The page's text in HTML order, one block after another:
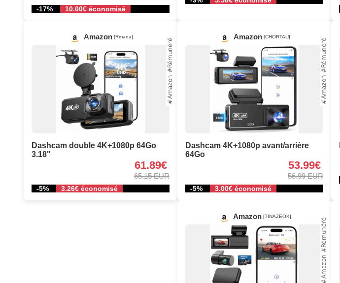
-17% 10.00€ économisé
Amazon [Rmana]
Dashcam double 4K+1080p 64Go
3.18"
61.89€
65.15 EUR
-5% 3.26€ économisé
Amazon [CHORTAU]
Dashcam 4K+1080p avant/arrière
64Go
53.99€
56.99 EUR
-5% 3.00€ économisé
Amazon [TINAZEOK]